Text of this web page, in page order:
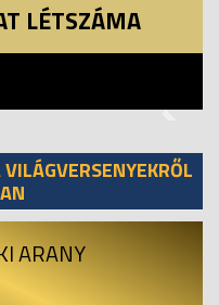
LÉTSZÁMA
ARANY